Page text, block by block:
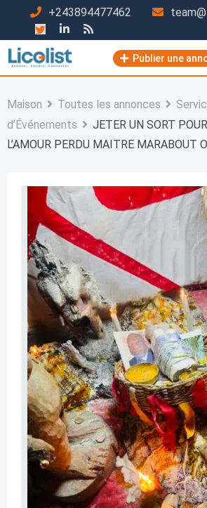
contenu
+243894477462
Publier une
Maison Toutes les annonces
d’Événements
JETER UN SORT
L’AMOUR PERDU MAITRE MARABOUT